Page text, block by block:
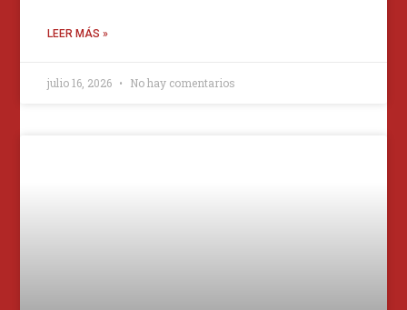
LEER MÁS »
julio 16, 2026 No hay comentarios